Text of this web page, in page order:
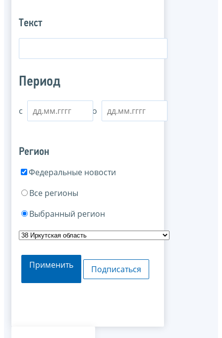
Текст
Период
с по
Регион
Федеральные новости
Все регионы
Выбранный регион
Применить Подписаться